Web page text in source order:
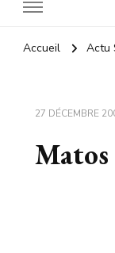
Accueil Actu
27 DÉCEMBRE
Matos